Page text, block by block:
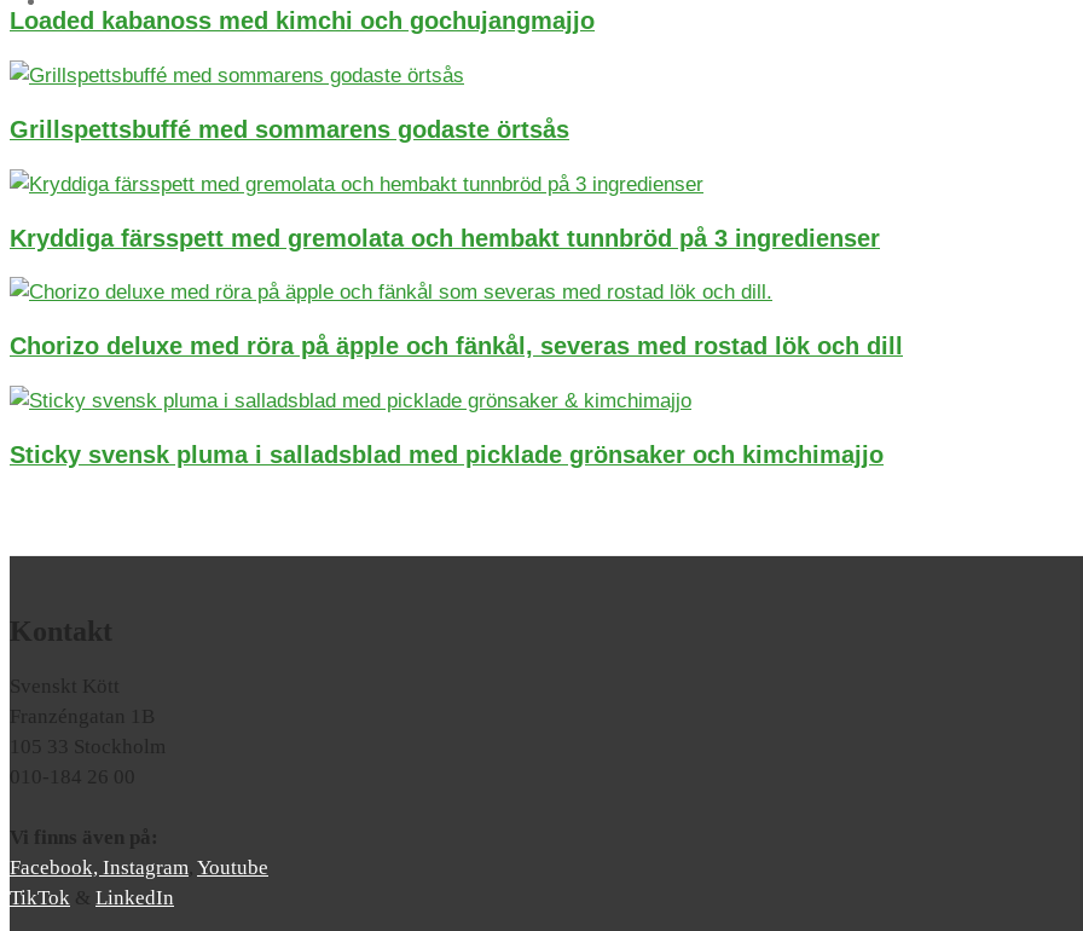
Loaded kabanoss med kimchi och gochujangmajjo
Grillspettsbuffé med sommarens godaste örtsås
Kryddiga färsspett med gremolata och hembakt tunnbröd på 3 ingredienser
Chorizo deluxe med röra på äpple och fänkål, severas med rostad lök och dill
Sticky svensk pluma i salladsblad med picklade grönsaker och kimchimajjo
Kontakt
Svenskt Kött
Franzéngatan 1B
105 33 Stockholm
010-184 26 00
Vi finns även på:
Facebook, Instagram, Youtube
TikTok & LinkedIn